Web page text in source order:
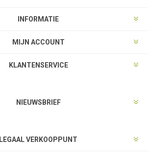
INFORMATIE
MIJN ACCOUNT
KLANTENSERVICE
NIEUWSBRIEF
LEGAAL VERKOOPPUNT